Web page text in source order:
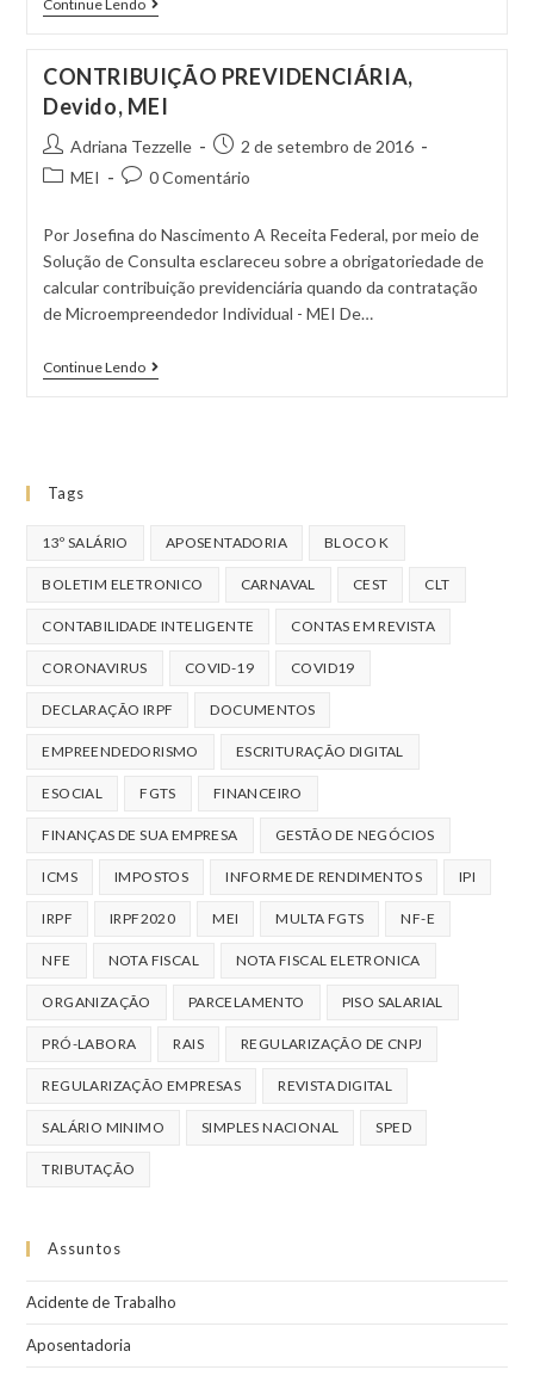
Continue Lendo
CONTRIBUIÇÃO PREVIDENCIÁRIA,
Devido, MEI
Adriana Tezzelle
2 de setembro de 2016
MEI
0 Comentário
Por Josefina do Nascimento A Receita Federal, por meio de
Solução de Consulta esclareceu sobre a obrigatoriedade de
calcular contribuição previdenciária quando da contratação
de Microempreendedor Individual - MEI De…
Continue Lendo
Tags
13º SALÁRIO APOSENTADORIA BLOCO K
BOLETIM ELETRONICO CARNAVAL CEST CLT
CONTABILIDADE INTELIGENTE CONTAS EM REVISTA
CORONAVIRUS COVID-19 COVID19
DECLARAÇÃO IRPF DOCUMENTOS
EMPREENDEDORISMO ESCRITURAÇÃO DIGITAL
ESOCIAL FGTS FINANCEIRO
FINANÇAS DE SUA EMPRESA GESTÃO DE NEGÓCIOS
ICMS IMPOSTOS INFORME DE RENDIMENTOS IPI
IRPF IRPF2020 MEI MULTA FGTS NF-E
NFE NOTA FISCAL NOTA FISCAL ELETRONICA
ORGANIZAÇÃO PARCELAMENTO PISO SALARIAL
PRÓ-LABORA RAIS REGULARIZAÇÃO DE CNPJ
REGULARIZAÇÃO EMPRESAS REVISTA DIGITAL
SALÁRIO MINIMO SIMPLES NACIONAL SPED
TRIBUTAÇÃO
Assuntos
Acidente de Trabalho
Aposentadoria